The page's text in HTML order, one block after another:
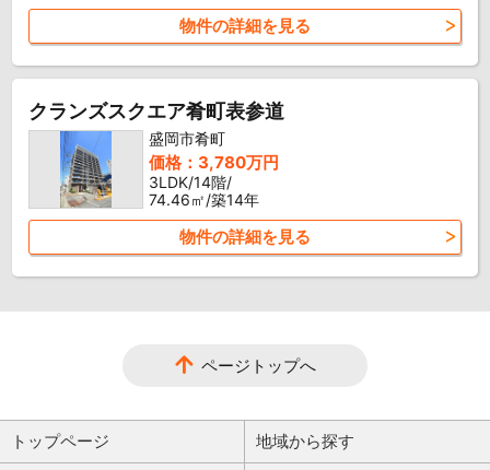
物件の詳細を見る
クランズスクエア肴町表参道
盛岡市肴町
価格：3,780万円
3LDK/14階/
74.46㎡/築14年
物件の詳細を見る
ページトップへ
トップページ 地域から探す